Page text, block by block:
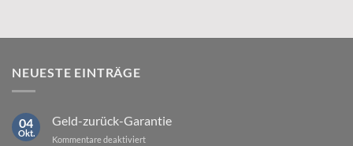
NEUESTE EINTRÄGE
04
Okt.
Geld-zurück-Garantie
Kommentare deaktiviertfür